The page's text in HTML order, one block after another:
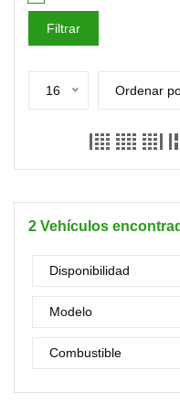
Filtrar
16 Ordenar
2 Vehículos
Disponibilidad
Modelo
Combustible